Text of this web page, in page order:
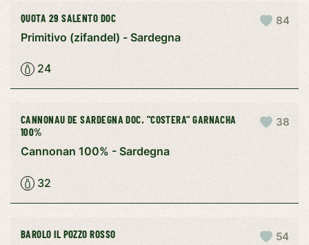
QUOTA 29 SALENTO DOC
Primitivo (zifandel) - Sardegna
24
84
CANNONAU DE SARDEGNA DOC. "COSTERA" GARNACHA
100%
Cannonan 100% - Sardegna
32
38
BAROLO IL POZZO ROSSO 54